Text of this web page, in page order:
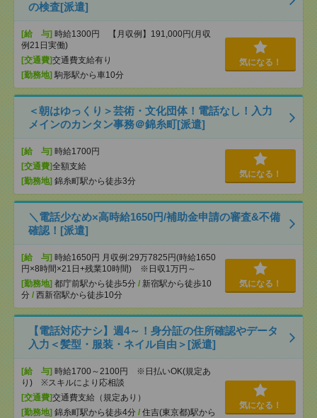
の検査[派遣]
[給 与] 時給1300円 【月収例】191,000円(月収
例21日実働)
[交通費]交通費支給有り
[勤務地] 駒形駅から車10分
気になる！
＜朝はゆっくり＞芸術・文化団体！電話なし！入力
メインのカンタン事務＠錦糸町[派遣]
[給 与] 時給1700円
[交通費]全額支給
[勤務地] 錦糸町駅から徒歩3分
気になる！
＼電話少なめ×高時給1650円/補助金申請の審査&不備
確認！[派遣]
[給 与] 時給1650円 月収例:29万7825円(時給1650
円×8時間×21日+残業10時間) ※日収1万円～
[勤務地] 都庁前駅から徒歩5分 / 新宿駅から徒歩10
分 / 西新宿駅から徒歩10分
気になる！
【電話対応ナシ】週4～！身分証の住所確認やデータ
入力＜髪型・服装・ネイル自由＞[派遣]
[給 与] 時給1700～2100円 ※日払いOK(規定あ
り) ※スキルにより応相談
[交通費]交通費支給（規定あり）
[勤務地] 錦糸町駅から徒歩4分 / 住吉(東京都)駅から
気になる！